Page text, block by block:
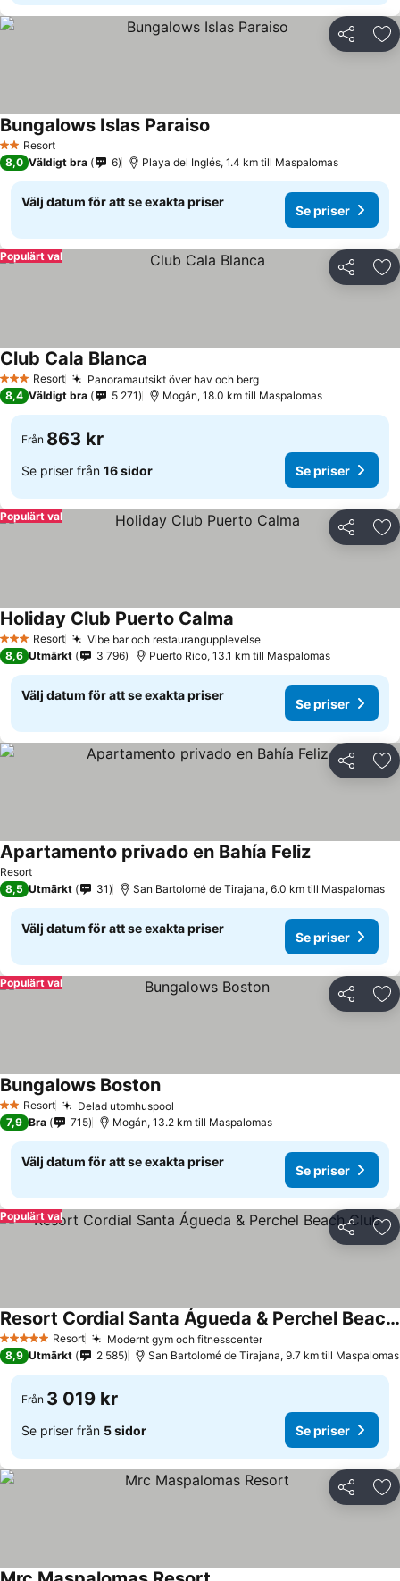
Dela
2 Stjärnor
Resort
Bungalows Islas Paraiso
8,0 Väldigt bra 6 Playa del Inglés, 1.4 km till Maspalomas
Välj datum för att se exakta priser
Se priser
Dela
Populärt val
3 StjärnorResort Panoramautsikt över hav och berg
Club Cala Blanca
8,4 Väldigt bra 5 271 Mogán, 18.0 km till Maspalomas
Från 863 kr
Se priser från 16 sidor Se priser
Dela
Populärt val
3 StjärnorResort Vibe bar och restaurangupplevelse
Holiday Club Puerto Calma
8,6 Utmärkt 3 796 Puerto Rico, 13.1 km till Maspalomas
Välj datum för att se exakta priser
Se priser
Dela
Resort
Apartamento privado en Bahía Feliz
8,5 Utmärkt 31 San Bartolomé de Tirajana, 6.0 km till Maspalomas
Välj datum för att se exakta priser
Se priser
Dela
Populärt val
2 Stjärnor
Resort Delad utomhuspool
Bungalows Boston
7,9 Bra 715 Mogán, 13.2 km till Maspalomas
Välj datum för att se exakta priser
Se priser
Dela
Populärt val
5 Stjärnor Resort Modernt gym och fitnesscenter
Resort Cordial Santa Águeda & Perchel Beach Club
8,9 Utmärkt 2 585 San Bartolomé de Tirajana, 9.7 km till Maspalomas
Från 3 019 kr
Se priser från 5 sidor Se priser
Dela